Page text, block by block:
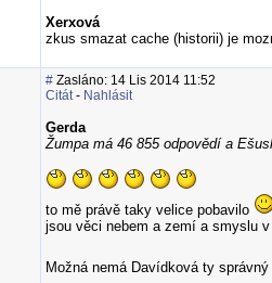
Xerxová
zkus smazat cache (historii) je
# Zasláno: 14 Lis 2014 11:52
Citát- Nahlásit
Gerda
Žumpa má 46 855 odpovědí a
to mě právě taky velice pobavilo
jsou věci nebem a zemí a smyslu
Možná nemá Davídková ty